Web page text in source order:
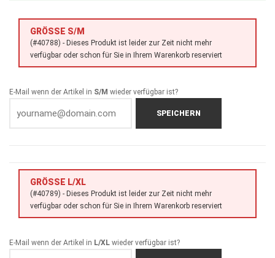
GRÖSSE S/M
(#40788) - Dieses Produkt ist leider zur Zeit nicht mehr
verfügbar oder schon für Sie in Ihrem Warenkorb reserviert
E-Mail wenn der Artikel in S/M wieder verfügbar ist?
SPEICHERN
GRÖSSE L/XL
(#40789) - Dieses Produkt ist leider zur Zeit nicht mehr
verfügbar oder schon für Sie in Ihrem Warenkorb reserviert
E-Mail wenn der Artikel in L/XL wieder verfügbar ist?